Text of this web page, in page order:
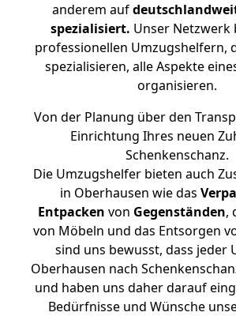
anderem auf
spezialisiert. Unser Netzwerk
professionellen Umzugshelfern,
spezialisieren, alle Aspekte
organisieren.
Von der Planung über den
Einrichtung Ihres neuen
Schenkenschanz.
Die Umzugshelfer bieten auch
in Oberhausen wie das
Entpacken von Gegenständen,
von Möbeln und das Entsorgen
sind uns bewusst, dass jeder
Oberhausen nach
und haben uns daher darauf
Bedürfnisse und Wünsche